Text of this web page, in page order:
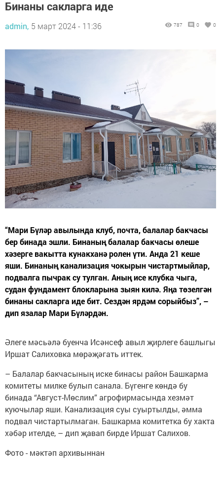
Бинаны сакларга иде
admin, 5 март 2024 - 11:36 787 0 0
“Мари Бүләр авылында клуб, почта, балалар бакчасы
бер бинада эшли. Бинаның балалар бакчасы өлеше
хәзерге вакытта кунакханә ролен үти. Анда 21 кеше
яши. Бинаның канализация чокырын чистартмыйлар,
подвалга пычрак су тулган. Аның исе клубка чыга,
судан фундамент блокларына зыян килә. Яңа төзелгән
бинаны сакларга иде бит. Сездән ярдәм сорыйбыз”, –
дип язалар Мари Бүләрдән.
Әлеге мәсьәлә буенча Исәнсеф авыл җирлеге башлыгы
Иршат Салиховка мөрәҗәгать иттек.
– Балалар бакчасының иске бинасы район Башкарма
комитеты милке булып санала. Бүгенге көндә бу
бинада “Август-Мөслим” агрофирмасында хезмәт
куючылар яши. Канализация суы суыртылды, әмма
подвал чистартылмаган. Башкарма комитетка бу хакта
хәбәр ителде, – дип җавап бирде Иршат Салихов.
Фото - мәктәп архивыннан